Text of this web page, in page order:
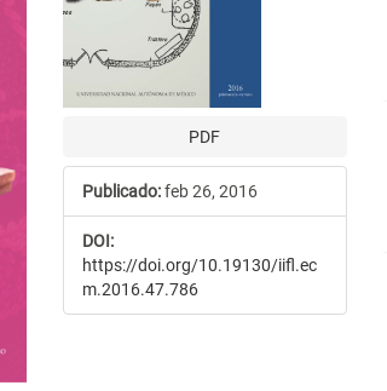
PDF
Publicado:feb 26, 2016
DOI:
https://doi.org/10.19130/iifl.ec
m.2016.47.786